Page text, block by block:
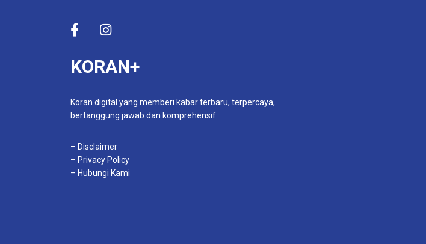
KORAN+
Koran digital yang memberi kabar terbaru, terpercaya,
bertanggung jawab dan komprehensif.
– Disclaimer
– Privacy Policy
– Hubungi Kami